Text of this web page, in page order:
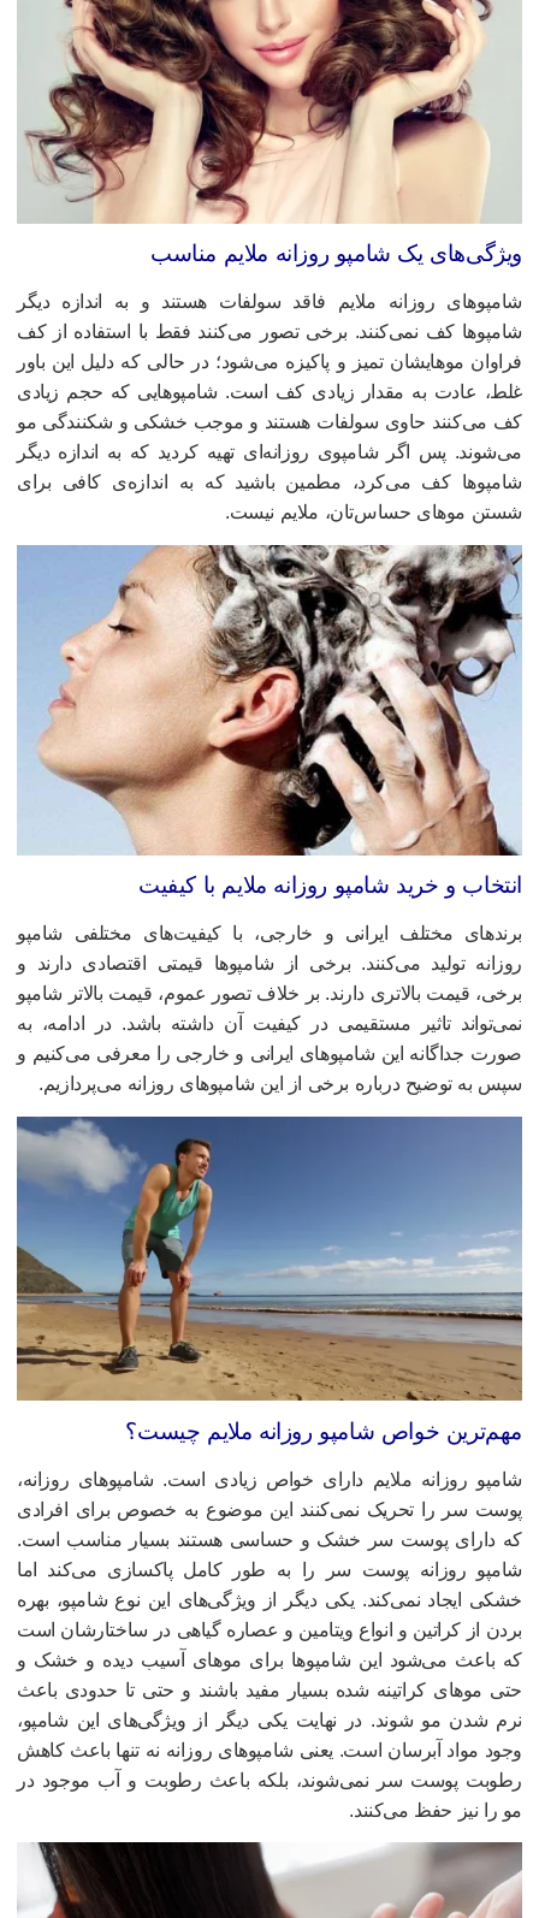
یک شامپو روزانه ملایم مناسب
روزانه ملایم فاقد سولفات هستند و به اندازه دیگر
کف نمی‌کنند. برخی تصور می‌کنند فقط با استفاده از کف
موهایشان تمیز و پاکیزه می‌شود؛ در حالی که دلیل این باور
عادت به مقدار زیادی کف است. شامپوهایی که حجم زیادی
می‌کنند حاوی سولفات هستند و موجب خشکی و شکنندگی مو
پس اگر شامپوی روزانه‌ای تهیه کردید که به اندازه دیگر
کف می‌کرد، مطمین باشید که به اندازه‌ی کافی برای
موهای حساس‌تان، ملایم نیست.
و خرید شامپو روزانه ملایم با کیفیت
مختلف ایرانی و خارجی، با کیفیت‌های مختلفی شامپو
تولید می‌‌کنند. برخی از شامپوها قیمتی اقتصادی‌ دارند و
قیمت بالاتری دارند. بر خلاف تصور عموم، قیمت بالاتر شامپو
تاثیر مستقیمی در کیفیت آن داشته باشد. در ادامه، به
جداگانه این شامپوهای ایرانی و خارجی را معرفی می‌کنیم و
به توضیح درباره برخی از این شامپوهای روزانه می‌پردازیم.
خواص شامپو روزانه ملایم چیست؟
روزانه ملایم دارای خواص زیادی است. شامپوهای روزانه،
سر را تحریک نمی‌کنند این موضوع به خصوص برای افرادی
دارای پوست سر خشک و حساسی هستند بسیار مناسب است.
روزانه پوست سر را به طور کامل پاکسازی می‌کند اما
ایجاد نمی‌کند. یکی دیگر از ویژگی‌های این نوع شامپو، بهره
از کراتین و انواع ویتامین و عصاره گیاهی در ساختارشان است
باعث می‌شود این شامپوها برای موهای آسیب دیده و خشک و
موهای کراتینه شده بسیار مفید باشند و حتی تا حدودی باعث
شدن مو شوند. در نهایت یکی دیگر از ویژگی‌های این شامپو،
مواد آبرسان است. یعنی شامپوهای روزانه نه تنها باعث کاهش
پوست سر نمی‌شوند، بلکه باعث رطوبت و آب موجود در
را نیز حفظ می‌کنند.